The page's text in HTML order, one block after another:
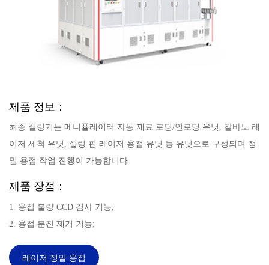
제품 정보：
최종 실링기는 메니퓰레이터 자동 재료 로딩/언로딩 유닛, 갈바노 레
이저 세척 유닛, 실링 핀 레이저 용접 유닛 등 유닛으로 구성되며 정
밀 용접 작업 진행이 가능합니다.
제품 장점：
1. 용접 불량 CCD 검사 기능;
2. 용접 분진 제거 기능;
레이저 정밀 용접